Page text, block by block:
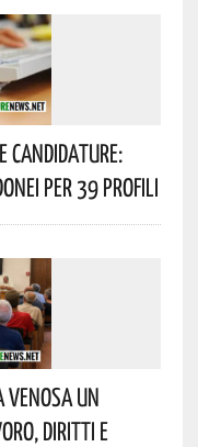
Candidature:
Per 39 Profili
Un
Diritti E